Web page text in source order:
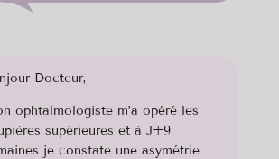
Docteur,
ophtalmologiste m’a opéré les
supérieures et à J+9
je constate une asymétrie